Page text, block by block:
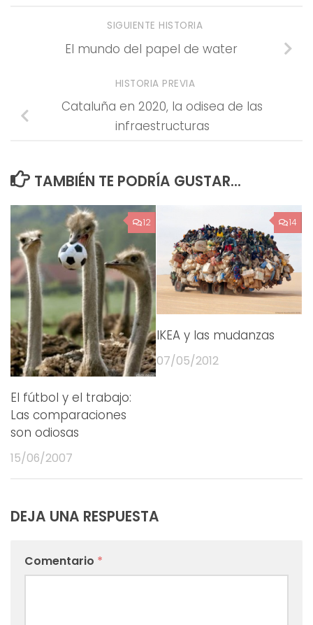
SIGUIENTE HISTORIA
El mundo del papel de water
HISTORIA PREVIA
Cataluña en 2020, la odisea de las
infraestructuras
TAMBIÉN TE PODRÍA GUSTAR...
12
El fútbol y el trabajo:
Las comparaciones
son odiosas
15/06/2007
14
IKEA y las mudanzas
07/05/2012
DEJA UNA RESPUESTA
Comentario *